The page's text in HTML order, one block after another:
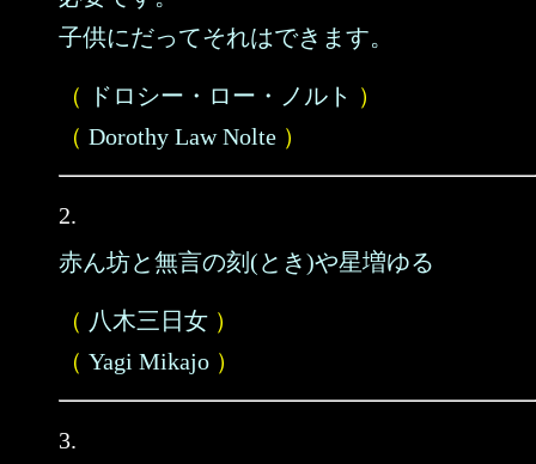
子供にだってそれはできます。
（ ドロシー・ロー・ノルト ）
（ Dorothy Law Nolte ）
2.
赤ん坊と無言の刻(とき)や星増ゆる
（ 八木三日女 ）
（ Yagi Mikajo ）
3.